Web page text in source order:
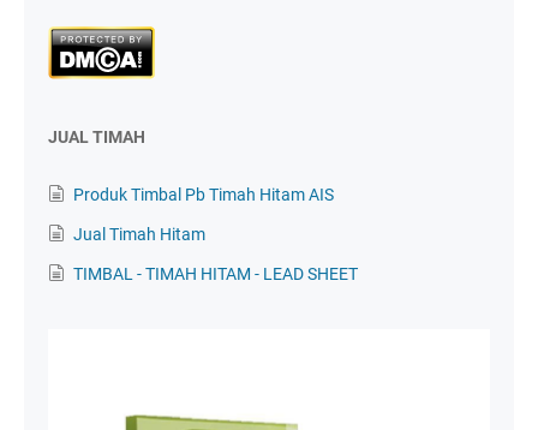
JUAL TIMAH
Produk Timbal Pb Timah Hitam AIS
Jual Timah Hitam
TIMBAL - TIMAH HITAM - LEAD SHEET